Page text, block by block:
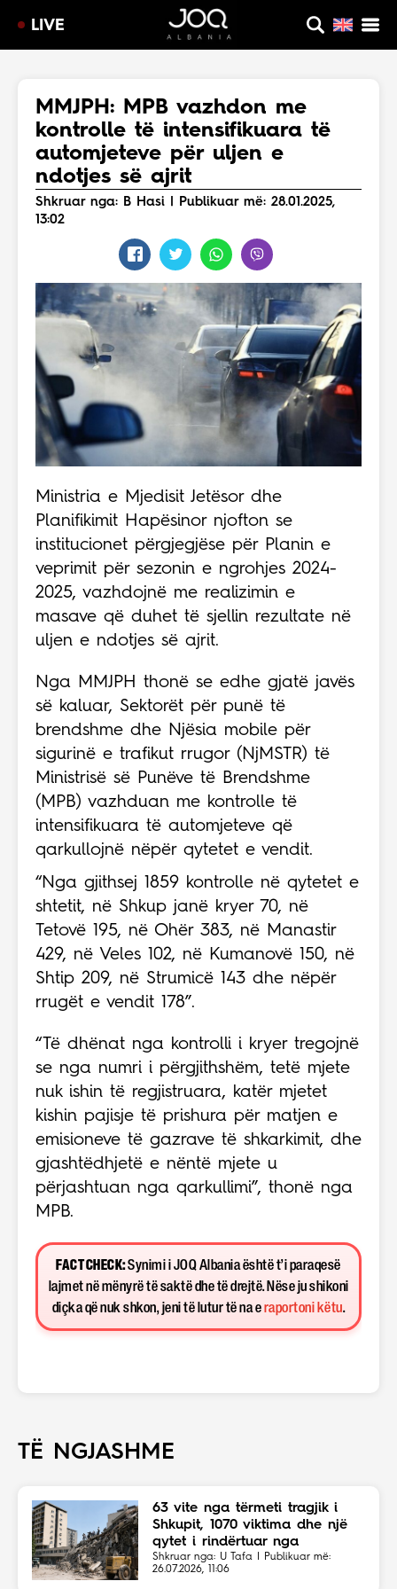
LIVE
MMJPH: MPB vazhdon me
kontrolle të intensifikuara të
automjeteve për uljen e
ndotjes së ajrit
Shkruar nga: B Hasi | Publikuar më: 28.01.2025,
13:02
Ministria e Mjedisit Jetësor dhe
Planifikimit Hapësinor njofton se
institucionet përgjegjëse për Planin e
veprimit për sezonin e ngrohjes 2024-
2025, vazhdojnë me realizimin e
masave që duhet të sjellin rezultate në
uljen e ndotjes së ajrit.
Nga MMJPH thonë se edhe gjatë javës
së kaluar, Sektorët për punë të
brendshme dhe Njësia mobile për
sigurinë e trafikut rrugor (NjMSTR) të
Ministrisë së Punëve të Brendshme
(MPB) vazhduan me kontrolle të
intensifikuara të automjeteve që
qarkullojnë nëpër qytetet e vendit.
“Nga gjithsej 1859 kontrolle në qytetet e
shtetit, në Shkup janë kryer 70, në
Tetovë 195, në Ohër 383, në Manastir
429, në Veles 102, në Kumanovë 150, në
Shtip 209, në Strumicë 143 dhe nëpër
rrugët e vendit 178”.
“Të dhënat nga kontrolli i kryer tregojnë
se nga numri i përgjithshëm, tetë mjete
nuk ishin të regjistruara, katër mjetet
kishin pajisje të prishura për matjen e
emisioneve të gazrave të shkarkimit, dhe
gjashtëdhjetë e nëntë mjete u
përjashtuan nga qarkullimi”, thonë nga
MPB.
FACT CHECK:Synimi i JOQ Albania është t’i paraqesë
lajmet në mënyrë të saktë dhe të drejtë. Nëse ju shikoni
diçka që nuk shkon, jeni të lutur të na e raportoni këtu.
TË NGJASHME
63 vite nga tërmeti tragjik i
Shkupit, 1070 viktima dhe një
qytet i rindërtuar nga
solidariteti botëror
Shkruar nga: U Tafa | Publikuar më:
26.07.2026, 11:06